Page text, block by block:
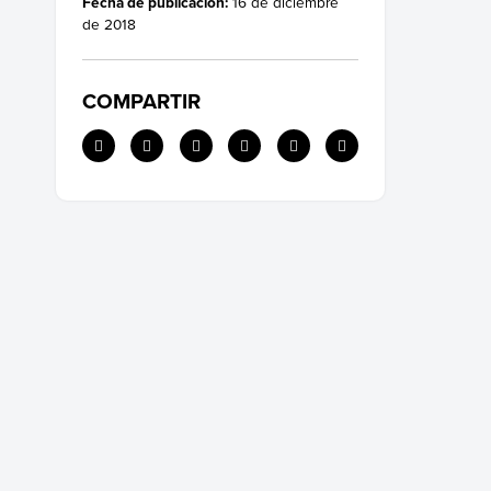
de 2018
COMPARTIR